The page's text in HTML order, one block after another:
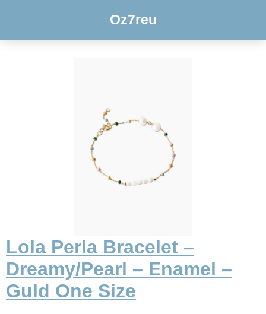
Oz7reu
Lola Perla Bracelet –
Dreamy/Pearl – Enamel –
Guld One Size